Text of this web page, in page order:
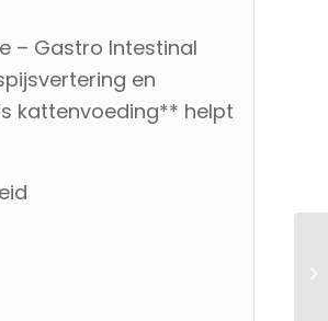
– Gastro Intestinal
en
kattenvoeding** helpt